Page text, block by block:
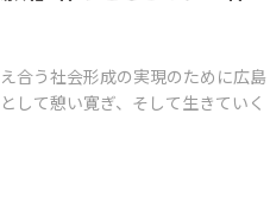
合う社会形成の実現のために広島
して憩い寛ぎ、そして生きていく